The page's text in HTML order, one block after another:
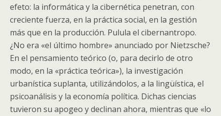
efeto: la informática y la cibernética penetran, con
creciente fuerza, en la práctica social, en la gestión
más que en la producción. Pulula el cibernantropo.
¿No era «el último hombre» anunciado por Nietzsche?
En el pensamiento teórico (o, para decirlo de otro
modo, en la «práctica teórica»), la investigación
urbanística suplanta, utilizándolos, a la lingüística, el
psicoanálisis y la economía política. Dichas ciencias
tuvieron su apogeo y declinan ahora, mientras que «lo